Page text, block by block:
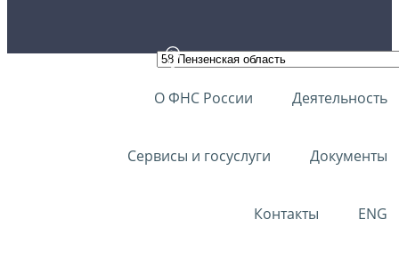
О ФНС России Деятельность
Сервисы и госуслуги Документы
Контакты ENG